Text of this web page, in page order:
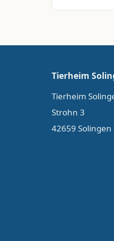
Tierheim
Tierheim
Strohn 3
42659 Solingen